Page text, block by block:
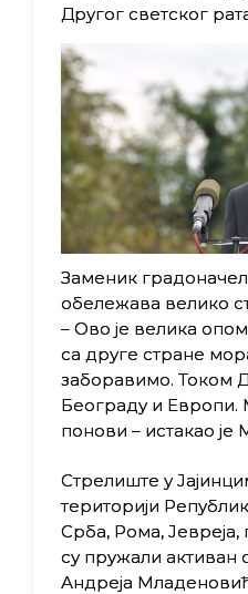
Другог светског
Заменик
обележава велико
– Ово је велика
са друге стране
заборавимо. Током
Београду и
понови – истакао
Стрелиште у
територији
Срба, Рома,
су пружали активан
Андреја